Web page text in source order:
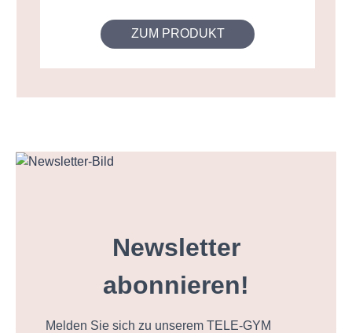
ZUM PRODUKT
Newsletter
abonnieren!
Melden Sie sich zu unserem TELE-GYM